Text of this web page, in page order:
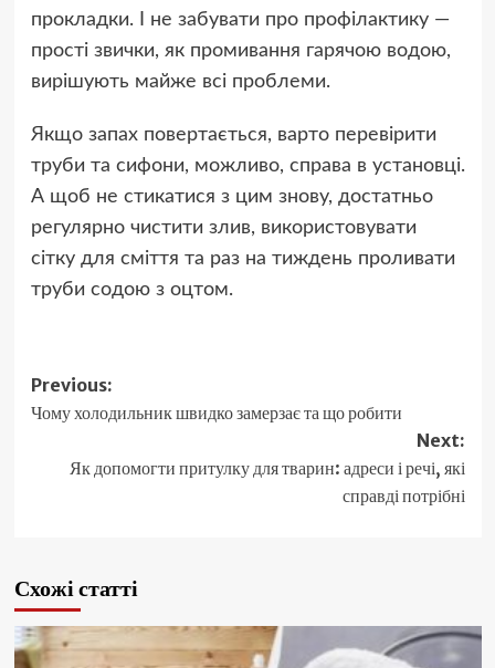
прокладки. І не забувати про профілактику —
прості звички, як промивання гарячою водою,
вирішують майже всі проблеми.
Якщо запах повертається, варто перевірити
труби та сифони, можливо, справа в установці.
А щоб не стикатися з цим знову, достатньо
регулярно чистити злив, використовувати
сітку для сміття та раз на тиждень проливати
труби содою з оцтом.
Post
navigation
Previous:
Чому холодильник швидко замерзає та що робити
Next:
Як допомогти притулку для тварин: адреси і речі, які
справді потрібні
Схожі статті